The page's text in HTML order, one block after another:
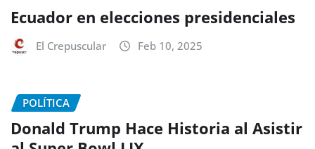
Ecuador en elecciones presidenciales
El Crepuscular Feb 10, 2025
POLÍTICA
Donald Trump Hace Historia al Asistir